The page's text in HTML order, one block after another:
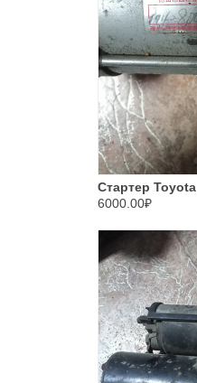
Стартер
6000.00₽